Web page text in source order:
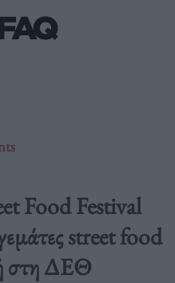
Food Festival
street food
στη ΔΕΘ